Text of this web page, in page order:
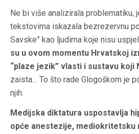
Ne bi više analizirala problematiku,
tekstovima iskazala bezrezervnu
Savske” kao ljudima koje nisu
su u ovom momentu Hrvatskoj
“plaze jezik” vlasti i sustavu koji
zaista… To što rade Glogoškom je
njih.
Medijska diktatura uspostavlja
opće anestezije, mediokritetsku